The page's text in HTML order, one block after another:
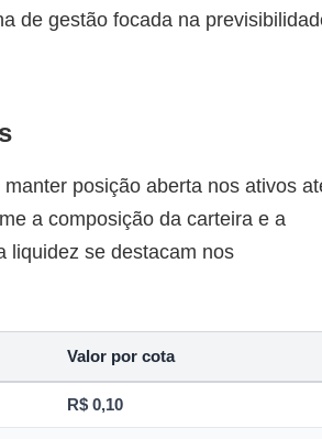
de gestão focada na
posição aberta nos ativos
a composição da carteira e a
liquidez se destacam nos
Valor por cota
R$ 0,10